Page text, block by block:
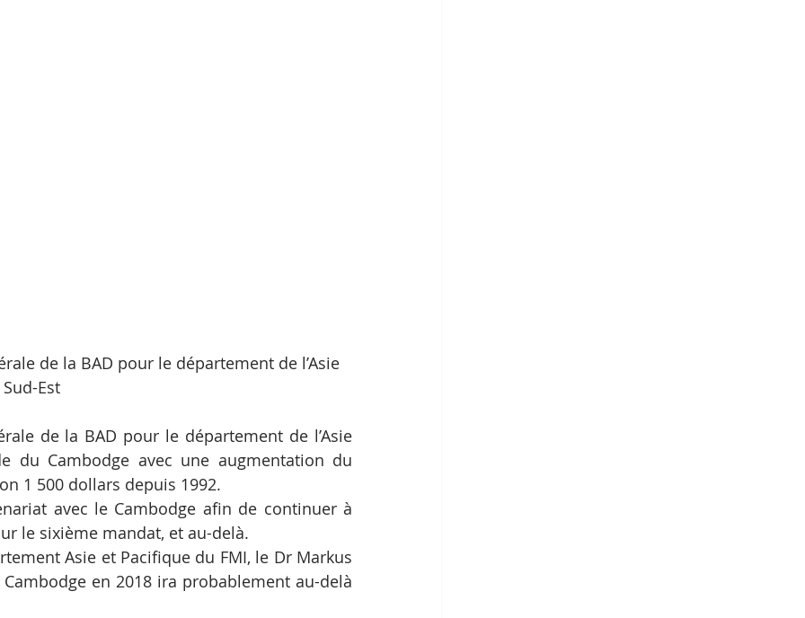
de la BAD pour le département de l’Asie
Est
de la BAD pour le département de l’Asie
du Cambodge avec une augmentation du
1 500 dollars depuis 1992.
avec le Cambodge afin de continuer à
le sixième mandat, et au-delà.
Asie et Pacifique du FMI, le Dr Markus
en 2018 ira probablement au-delà